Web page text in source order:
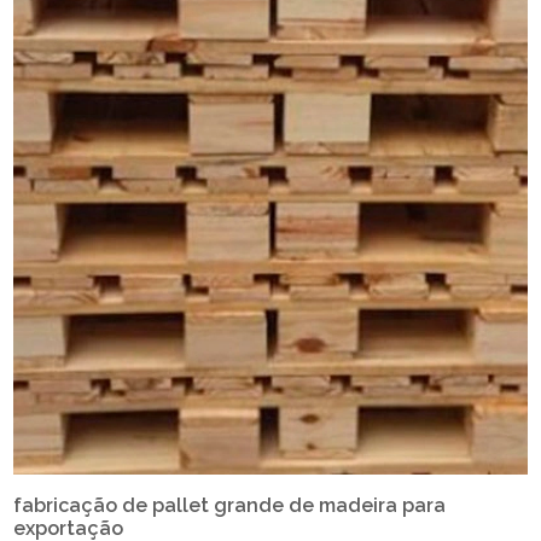
fabricação de pallet grande de madeira para
exportação